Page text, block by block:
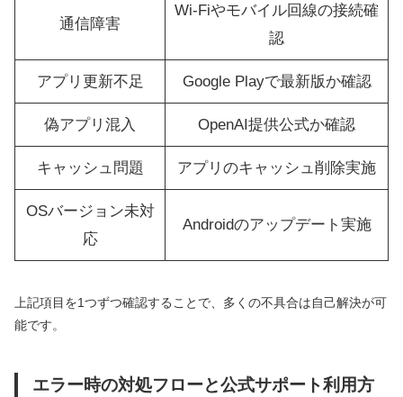
通信障害
Wi-Fiやモバイル回線の接続確
認
アプリ更新不足 Google Playで最新版か確認
偽アプリ混入 OpenAI提供公式か確認
キャッシュ問題 アプリのキャッシュ削除実施
OSバージョン未対
応
Androidのアップデート実施
上記項目を1つずつ確認することで、多くの不具合は自己解決が可
能です。
エラー時の対処フローと公式サポート利用方